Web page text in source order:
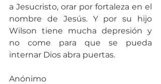
a Jesucristo, orar por fortaleza en el
nombre de Jesús. Y por su hijo
Wilson tiene mucha depresión y
no come para que se pueda
internar Dios abra puertas.
Anónimo